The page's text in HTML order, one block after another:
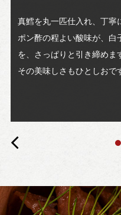
真鱈を丸一匹仕入れ、丁寧
ポン酢の程よい酸味が、白
を、さっぱりと引き締めま
その美味しさもひとしおで